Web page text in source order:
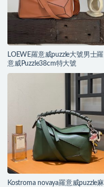
LOEWE羅意威puzzle大號男士羅
意威Puzzle38cm特大號
Kostroma novaya羅意威puzzle麻